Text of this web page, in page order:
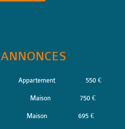
Appartement 550 €
Maison 750 €
Maison 695 €